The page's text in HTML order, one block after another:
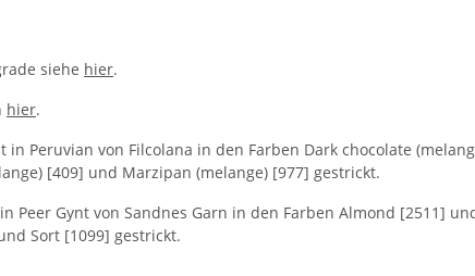
siehe hier.
hier.
in Peruvian von Filcolana in den Farben Dark chocolate
[409] und Marzipan (melange) [977] gestrickt.
Peer Gynt von Sandnes Garn in den Farben Almond [2511]
Sort [1099] gestrickt.